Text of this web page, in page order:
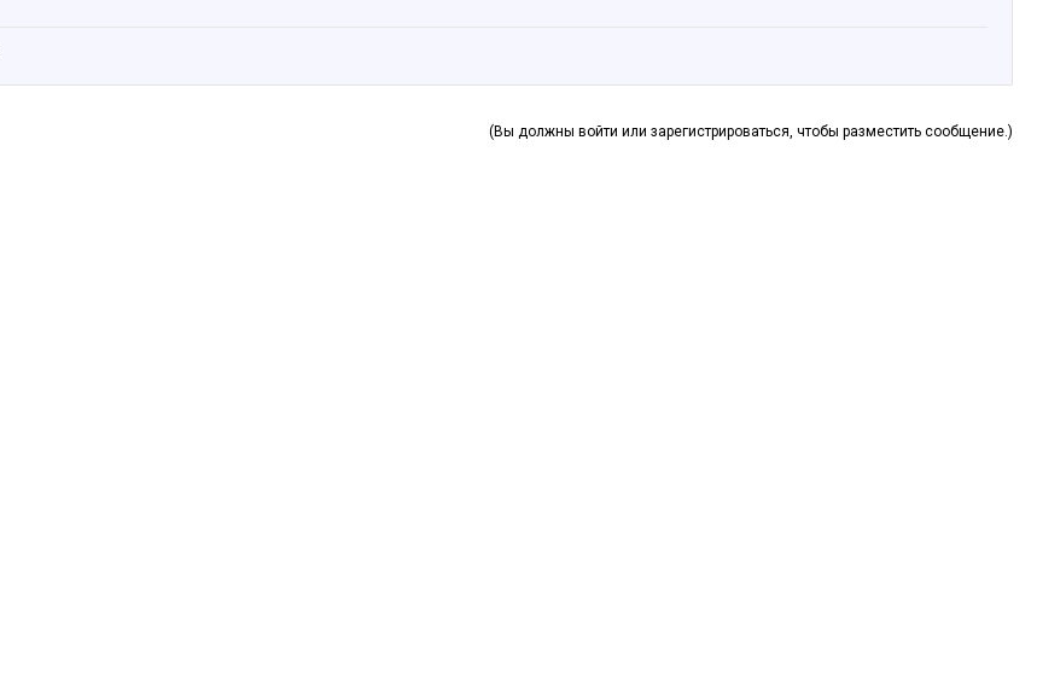
(Вы должны войти или зарегистрироваться, чтобы разместить сообщение.)